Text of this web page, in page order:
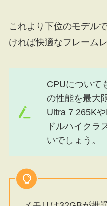
これより下位のモデル
ければ快適なフレーム
CPUについて
の性能を最大
Ultra 7 265K
ドルハイクラ
いでしょう。